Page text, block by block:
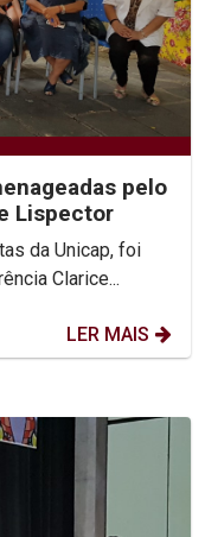
pelo
Lispector
da Unicap, foi
Clarice...
LER MAIS